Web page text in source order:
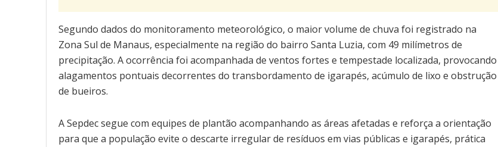
Segundo dados do monitoramento meteorológico, o maior volume de chuva foi registrado na
Zona Sul de Manaus, especialmente na região do bairro Santa Luzia, com 49 milímetros de
precipitação. A ocorrência foi acompanhada de ventos fortes e tempestade localizada, provocando
alagamentos pontuais decorrentes do transbordamento de igarapés, acúmulo de lixo e obstrução
de bueiros.
A Sepdec segue com equipes de plantão acompanhando as áreas afetadas e reforça a orientação
para que a população evite o descarte irregular de resíduos em vias públicas e igarapés, prática